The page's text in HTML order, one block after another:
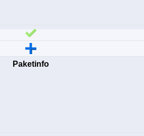
Paketinfo